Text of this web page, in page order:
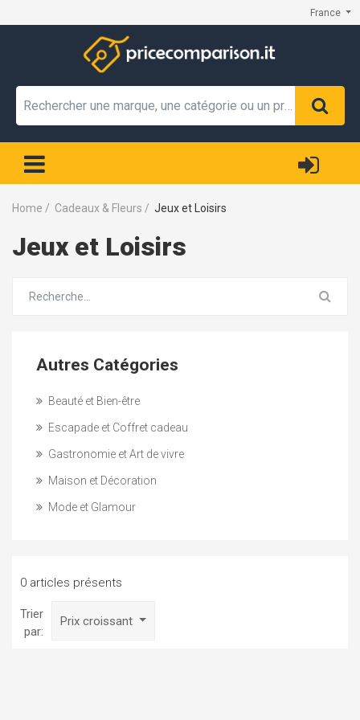
France
Home / Cadeaux & Fleurs / Jeux et Loisirs
Jeux et Loisirs
Autres Catégories
Beauté et Bien-être
Escapade et Coffret cadeau
Gastronomie et Art de vivre
Maison et Décoration
Mode et Glamour
0 articles présents
Trier
par:
Prix croissant